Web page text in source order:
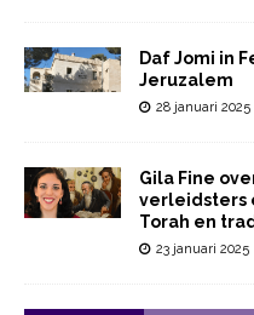
Daf Jomi in
Jeruzalem
28 januari 2025
Gila Fine
verleidsters
Torah en
23 januari 2025